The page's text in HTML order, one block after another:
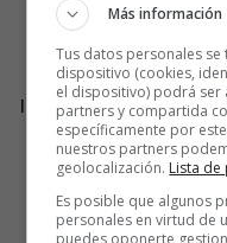
fragmento.
suficiente
externos a la vez.
interesados. «Deben
varios discos
varias casas y
Más información
Tus datos personales
dispositivo (cookies,
el dispositivo) podrá ser
partners y compartida
específicamente por
nuestros partners
geolocalización. Lista
Es posible que algunos
personales en virtud de
puedes oponerte